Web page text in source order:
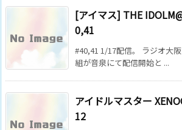
[アイマス] THE
0,41
#40,41 1/17配信。 ラジオ大
組が音泉にて配信開始と ...
アイドルマスター
12